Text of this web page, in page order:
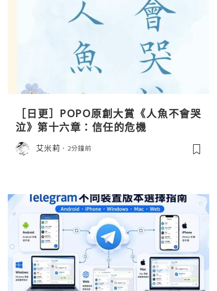
［日更］POPO原創大賞《人魚不會哭
泣》第十六章：信任的危機
艾米莉 2分鐘前